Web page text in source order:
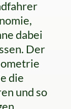
dabei
Der
die
und so